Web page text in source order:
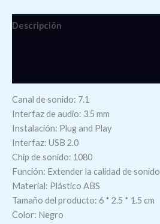
Descripción
Canal de sonido: 7.1
Interfaz de audio: 3.5 mm
Instalación: Plug and Play
Interfaz: USB 2.0
Chip de sonido: 1080
Función: Extender la calidad de sonido
Material: Plástico ABS
Tamaño del producto: 6 * 2.5 * 1.5 cm
Color: Negro